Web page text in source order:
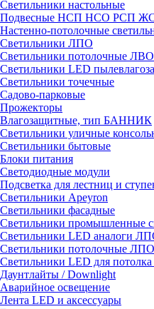
Светильники настольные
Подвесные НСП НСО РСП
Настенно-потолочные
Светильники ЛПО
Светильники потолочные
Светильники LED
Светильники точечные
Садово-парковые
Прожекторы
Влагозащитные, тип БАННИК
Светильники уличные
Светильники бытовые
Блоки питания
Светодиодные модули
Подсветка для лестниц и
Светильники Apeyron
Светильники фасадные
Светильники промышленные
Светильники LED аналоги
Светильники потолочные ЛПО
Светильники LED для
Даунтлайты / Downlight
Аварийное освещение
Лента LED и аксессуары